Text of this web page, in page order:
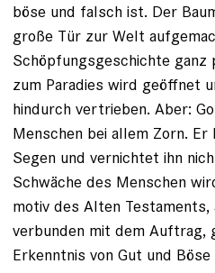
böse und falsch ist. Der
große Tür zur Welt
Schöpfungsgeschichte ganz
zum Paradies wird geöffnet
hindurch vertrieben. Aber:
Menschen bei allem Zorn.
Segen und vernichtet ihn
Schwäche des Menschen
motiv des Alten
verbunden mit dem Auftrag,
Erkenntnis von Gut und